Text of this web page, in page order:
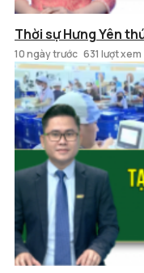
Thời sự Hưng Yên
10 ngày trước 631 lượt xem